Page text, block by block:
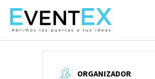
contenido
ORGANIZADOR